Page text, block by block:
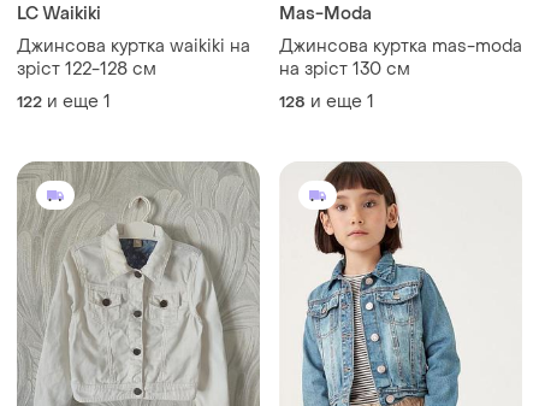
LC Waikiki
Джинсова куртка waikiki на
зріст 122-128 см
122 и еще 1
Mas-Moda
Джинсова куртка mas-moda
на зріст 130 см
128 и еще 1